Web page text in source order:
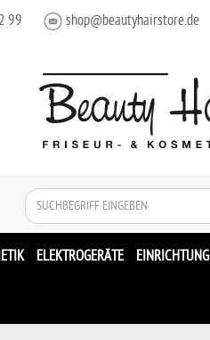
99 shop@beautyhairstore.de
ELEKTROGERÄTE EINRICHTUNG